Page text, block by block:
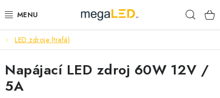
na
PRIEMYSEL
SVIETIDLÁ
ŽIAROVKY A TRUBICE
LED zdroje (trafá)
Napájací LED zdroj 60W 12V /
5A